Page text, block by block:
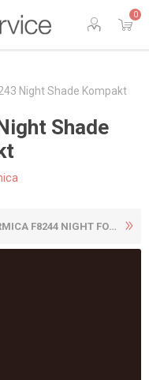
0
Night Shade Kompakt
Shade
F8244 NIGHT FOREST ...